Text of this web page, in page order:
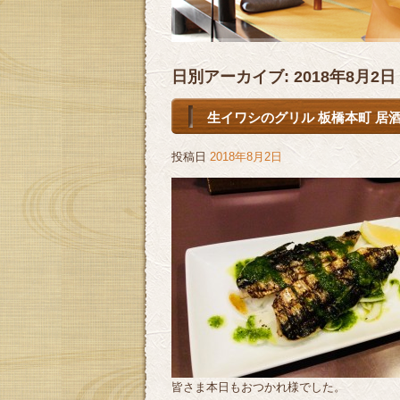
日別アーカイブ: 2018年8月2日
生イワシのグリル 板橋本町 居
投稿日 2018年8月2日
皆さま本日もおつかれ様でした。